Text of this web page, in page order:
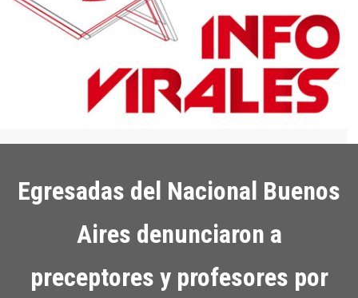
Egresadas del Nacional Buenos
Aires denunciaron a
preceptores y profesores por